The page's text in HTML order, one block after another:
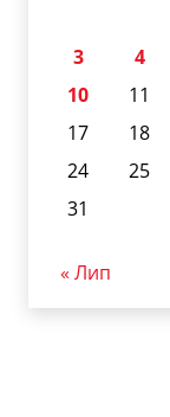
3
4
10
11
17
18
24
25
31
« Лип